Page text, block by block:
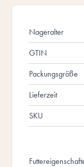
Nageralter
GTIN
Packungsgröße
Lieferzeit
SKU